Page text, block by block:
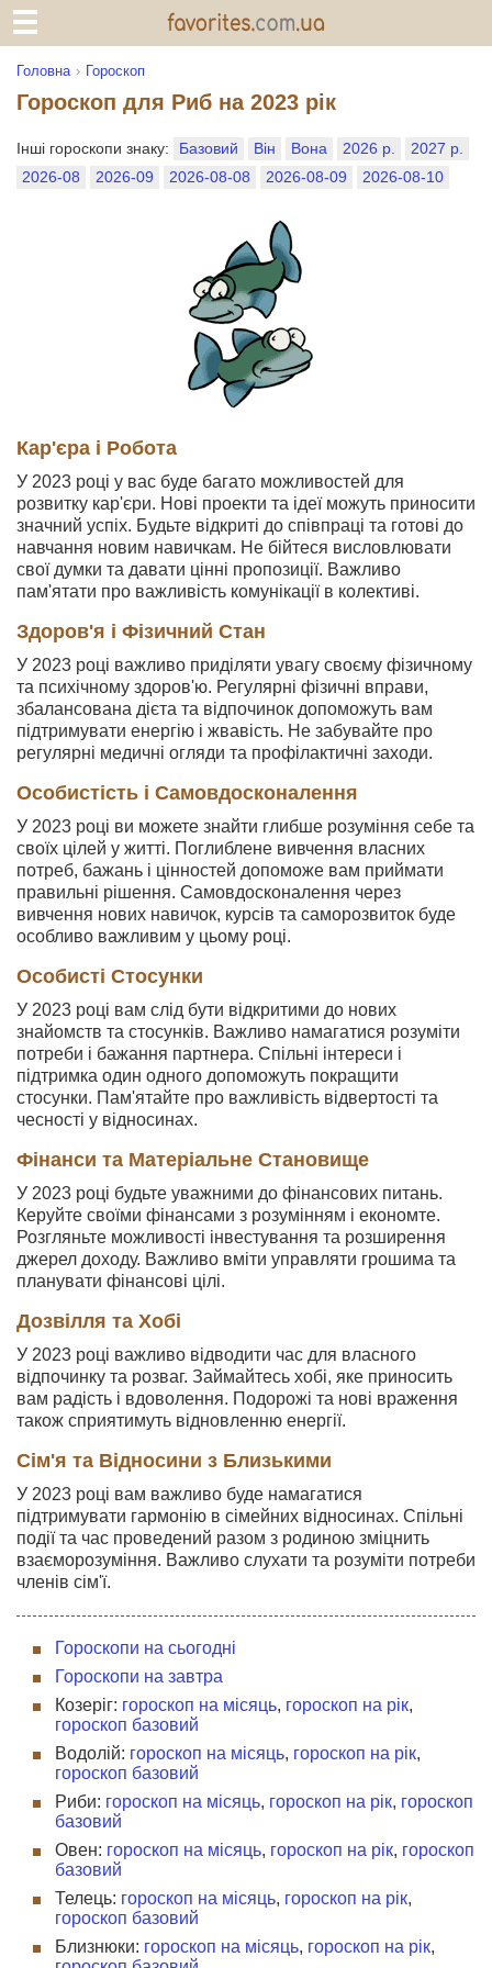
Головна Гороскоп
Гороскоп для Риб на 2023 рік
Інші гороскопи знаку: Базовий Він Вона 2026 р.
2027 р.
2026-08
2026-09 2026-08-08 2026-08-09 2026-08-10
Кар'єра і Робота
У 2023 році у вас буде багато можливостей для
розвитку кар'єри. Нові проекти та ідеї можуть приносити
значний успіх. Будьте відкриті до співпраці та готові до
навчання новим навичкам. Не бійтеся висловлювати
свої думки та давати цінні пропозиції. Важливо
пам'ятати про важливість комунікації в колективі.
Здоров'я і Фізичний Стан
У 2023 році важливо приділяти увагу своєму фізичному
та психічному здоров'ю. Регулярні фізичні вправи,
збалансована дієта та відпочинок допоможуть вам
підтримувати енергію і жвавість. Не забувайте про
регулярні медичні огляди та профілактичні заходи.
Особистість і Самовдосконалення
У 2023 році ви можете знайти глибше розуміння себе та
своїх цілей у житті. Поглиблене вивчення власних
потреб, бажань і цінностей допоможе вам приймати
правильні рішення. Самовдосконалення через
вивчення нових навичок, курсів та саморозвиток буде
особливо важливим у цьому році.
Особисті Стосунки
У 2023 році вам слід бути відкритими до нових
знайомств та стосунків. Важливо намагатися розуміти
потреби і бажання партнера. Спільні інтереси і
підтримка один одного допоможуть покращити
стосунки. Пам'ятайте про важливість відвертості та
чесності у відносинах.
Фінанси та Матеріальне Становище
У 2023 році будьте уважними до фінансових питань.
Керуйте своїми фінансами з розумінням і економте.
Розгляньте можливості інвестування та розширення
джерел доходу. Важливо вміти управляти грошима та
планувати фінансові цілі.
Дозвілля та Хобі
У 2023 році важливо відводити час для власного
відпочинку та розваг. Займайтесь хобі, яке приносить
вам радість і вдоволення. Подорожі та нові враження
також сприятимуть відновленню енергії.
Сім'я та Відносини з Близькими
У 2023 році вам важливо буде намагатися
підтримувати гармонію в сімейних відносинах. Спільні
події та час проведений разом з родиною зміцнить
взаєморозуміння. Важливо слухати та розуміти потреби
членів сім'ї.
Гороскопи на сьогодні
Гороскопи на завтра
Козеріг: гороскоп на місяць, гороскоп на рік,
гороскоп базовий
Водолій: гороскоп на місяць, гороскоп на рік,
гороскоп базовий
Риби: гороскоп на місяць, гороскоп на рік, гороскоп
базовий
Овен: гороскоп на місяць, гороскоп на рік, гороскоп
базовий
Телець: гороскоп на місяць, гороскоп на рік,
гороскоп базовий
Близнюки: гороскоп на місяць, гороскоп на рік,